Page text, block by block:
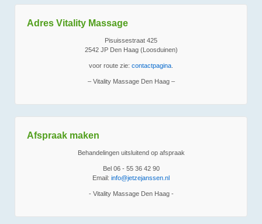
Adres Vitality Massage
Pisuissestraat 425
2542 JP Den Haag (Loosduinen)
voor route zie: contactpagina
– Vitality Massage Den Haag –
Afspraak maken
Behandelingen uitsluitend op afspraak
Bel 06 - 55 36 42 90
Email: info@jetzejanssen.nl
- Vitality Massage Den Haag -